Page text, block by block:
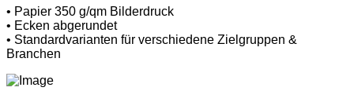
• Papier 350 g/qm Bilderdruck
• Ecken abgerundet
• Standardvarianten für verschiedene Zielgruppen &
Branchen